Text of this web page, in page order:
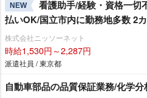
NEW
看護助手/経験・資格一切
払いOK/国立市内に勤務地多数 2
株式会社ニッソーネット
時給1,530円～2,287円
派遣社員 / 東京都
自動車部品の品質保証業務/化学分